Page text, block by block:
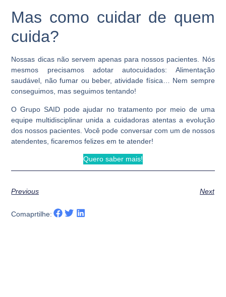
Mas como cuidar de quem
cuida?
Nossas dicas não servem apenas para nossos pacientes. Nós
mesmos precisamos adotar autocuidados: Alimentação
saudável, não fumar ou beber, atividade física… Nem sempre
conseguimos, mas seguimos tentando!
O Grupo SAID pode ajudar no tratamento por meio de uma
equipe multidisciplinar unida a cuidadoras atentas a evolução
dos nossos pacientes. Você pode conversar com um de nossos
atendentes, ficaremos felizes em te atender!
Quero saber mais!
Previous Next
Comaprtilhe: